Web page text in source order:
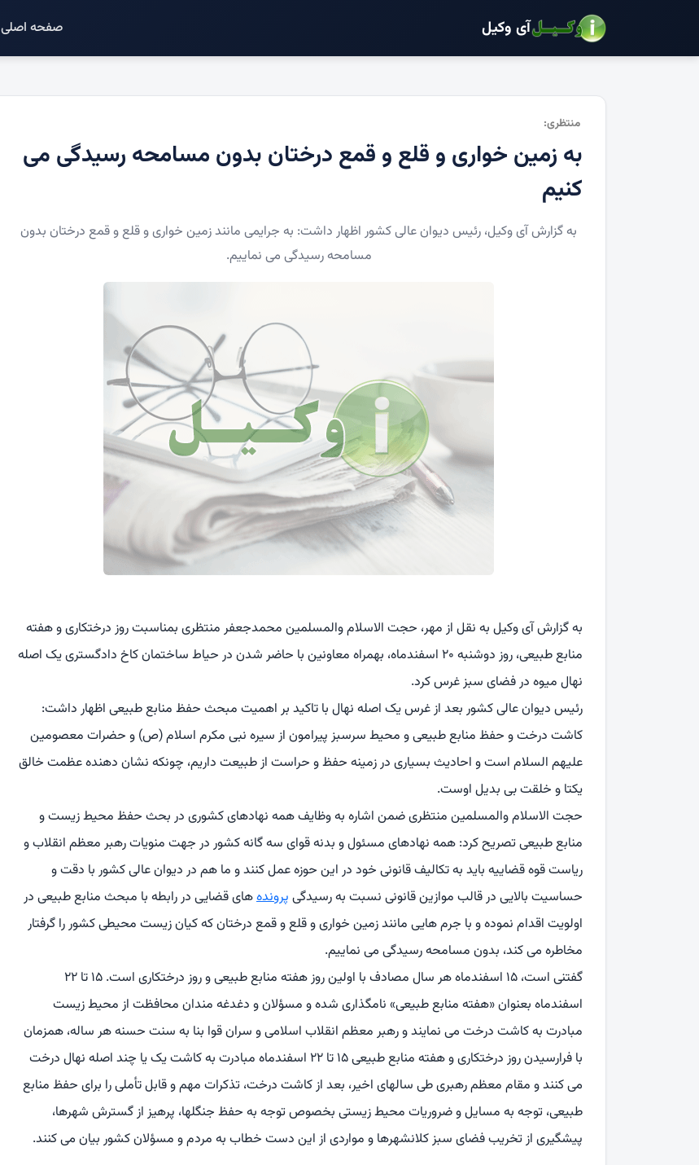
آی وکیل صفحه اصلی
منتظری:
به زمین خواری و قلع و قمع درختان بدون مسامحه رسیدگی می
کنیم
به گزارش آی وکیل، رئیس دیوان عالی کشور اظهار داشت: به جرایمی مانند زمین خواری و قلع و قمع درختان بدون
مسامحه رسیدگی می نماییم.
به گزارش آی وکیل به نقل از مهر، حجت الاسلام والمسلمین محمدجعفر منتظری بمناسبت روز درختکاری و هفته
منابع طبیعی، روز دوشنبه ۲۰ اسفندماه، بهمراه معاونین با حاضر شدن در حیاط ساختمان کاخ دادگستری یک اصله
نهال میوه در فضای سبز غرس کرد.
رئیس دیوان عالی کشور بعد از غرس یک اصله نهال با تاکید بر اهمیت مبحث حفظ منابع طبیعی اظهار داشت:
کاشت درخت و حفظ منابع طبیعی و محیط سرسبز پیرامون از سیره نبی مکرم اسلام (ص) و حضرات معصومین
علیهم السلام است و احادیث بسیاری در زمینه حفظ و حراست از طبیعت داریم، چونکه نشان دهنده عظمت خالق
یکتا و خلقت بی بدیل اوست.
حجت الاسلام والمسلمین منتظری ضمن اشاره به وظایف همه نهادهای کشوری در بحث حفظ محیط زیست و
منابع طبیعی تصریح کرد: همه نهادهای مسئول و بدنه قوای سه گانه کشور در جهت منویات رهبر معظم انقلاب و
ریاست قوه قضاییه باید به تکالیف قانونی خود در این حوزه عمل کنند و ما هم در دیوان عالی کشور با دقت و
حساسیت بالایی در قالب موازین قانونی نسبت به رسیدگی پروندههای قضایی در رابطه با مبحث منابع طبیعی در
اولویت اقدام نموده و با جرم هایی مانند زمین خواری و قلع و قمع درختان که کیان زیست محیطی کشور را گرفتار
مخاطره می کند، بدون مسامحه رسیدگی می نماییم.
گفتنی است، ۱۵ اسفندماه هر سال مصادف با اولین روز هفته منابع طبیعی و روز درختکاری است. ۱۵ تا ۲۲
اسفندماه بعنوان «هفته منابع طبیعی» نامگذاری شده و مسؤلان و دغدغه مندان محافظت از محیط زیست
مبادرت به کاشت درخت می نمایند و رهبر معظم انقلاب اسلامی و سران قوا بنا به سنت حسنه هر ساله، همزمان
با فرارسیدن روز درختکاری و هفته منابع طبیعی ۱۵ تا ۲۲ اسفندماه مبادرت به کاشت یک یا چند اصله نهال درخت
می کنند و مقام معظم رهبری طی سالهای اخیر، بعد از کاشت درخت، تذکرات مهم و قابل تأملی را برای حفظ منابع
طبیعی، توجه به مسایل و ضروریات محیط زیستی بخصوص توجه به حفظ جنگلها، پرهیز از گسترش شهرها،
پیشگیری از تخریب فضای سبز کلانشهرها و مواردی از این دست خطاب به مردم و مسؤلان کشور بیان می کنند.